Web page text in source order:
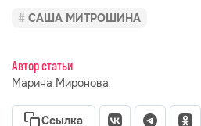
САША МИТРОШИНА
Автор статьи
Марина Миронова
Ссылка